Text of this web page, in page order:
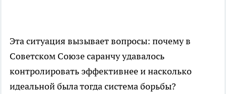
Эта ситуация вызывает вопросы: почему в
Советском Союзе саранчу удавалось
контролировать эффективнее и насколько
идеальной была тогда система борьбы?